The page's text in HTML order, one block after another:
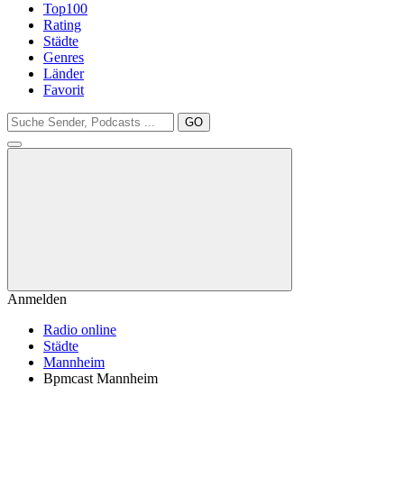
Top100
Rating
Städte
Genres
Länder
Favorit
GO
Anmelden
Radio online
Städte
Mannheim
Bpmcast Mannheim